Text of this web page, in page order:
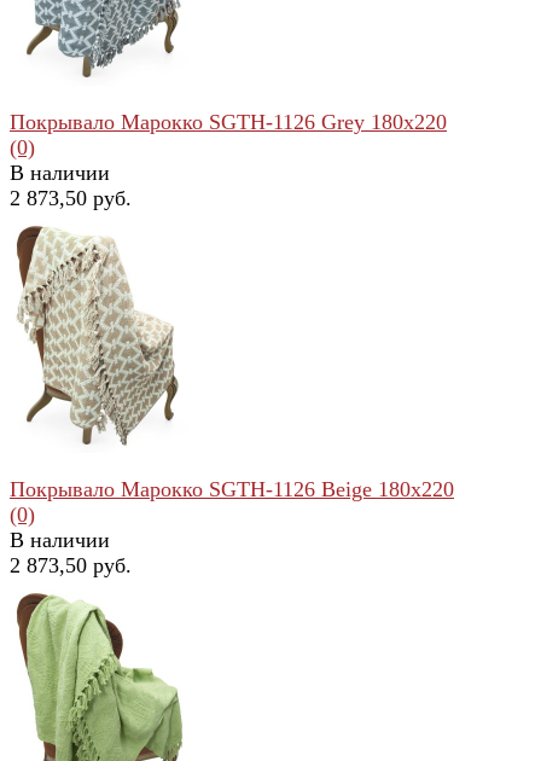
избранное сравнить
Покрывало Марокко SGTH-1126 Grey 180x220
(0)
В наличии
2 873,50 руб.
избранное сравнить
Покрывало Марокко SGTH-1126 Beige 180x220
(0)
В наличии
2 873,50 руб.